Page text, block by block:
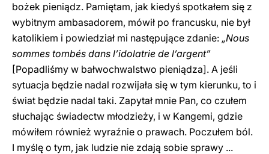
bożek pieniądz. Pamiętam, jak kiedyś spotkałem się z
wybitnym ambasadorem, mówił po francusku, nie był
katolikiem i powiedział mi następujące zdanie: „Nous
sommes tombés dans l’idolatrie de l’argent”
[Popadliśmy w bałwochwalstwo pieniądza]. A jeśli
sytuacja będzie nadal rozwijała się w tym kierunku, to i
świat będzie nadal taki. Zapytał mnie Pan, co czułem
słuchając świadectw młodzieży, i w Kangemi, gdzie
mówiłem również wyraźnie o prawach. Poczułem ból.
I myślę o tym, jak ludzie nie zdają sobie sprawy ...